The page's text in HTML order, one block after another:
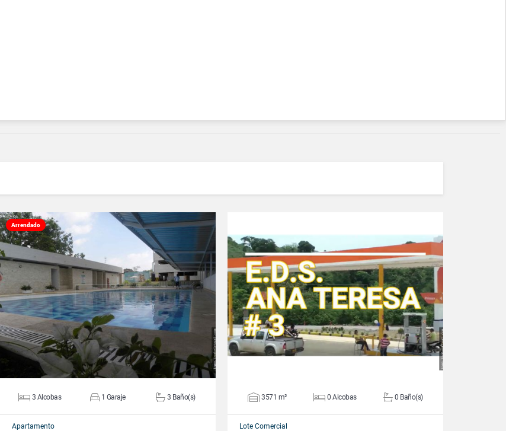
Arrendado
VER DETALLES
3 Alcobas 1 Garaje 3 Baño(s)
Apartamento
VER DETALLES
3571 m² 0 Alcobas 0 Baño(s)
Lote Comercial